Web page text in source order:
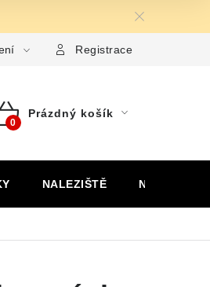
Formulář pro odstoupení
Registrace
Prázdný košík
NALEZIŠTĚ NÁŠ PŘÍBĚH